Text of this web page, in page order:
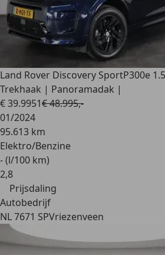
Land Rover Discovery SportP300e
Trekhaak | Panoramadak |
€ 39.9951€ 48.995,-
01/2024
95.613 km
Elektro/Benzine
- (l/100 km)
2,8
Prijsdaling
Autobedrijf
NL 7671 SPVriezenveen